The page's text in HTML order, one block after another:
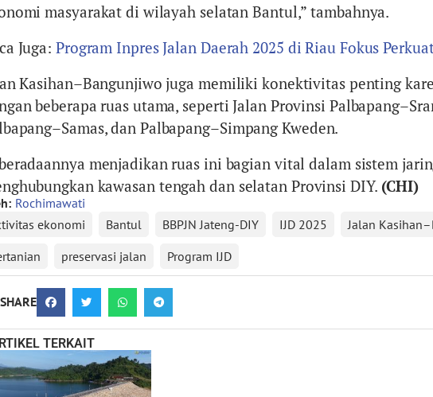
masyarakat di wilayah selatan Bantul,” tambahnya.
Juga: Program Inpres Jalan Daerah 2025 di Riau Fokus
Kasihan–Bangunjiwo juga memiliki konektivitas penting
beberapa ruas utama, seperti Jalan Provinsi
dan Palbapang–Simpang Kweden.
menjadikan ruas ini bagian vital dalam sistem
kawasan tengah dan selatan Provinsi DIY. (CHI)
Rochimawati
ekonomi
Bantul BBPJN Jateng-DIY IJD 2025
Jalan
preservasi jalan Program IJD
SHARE
TERKAIT